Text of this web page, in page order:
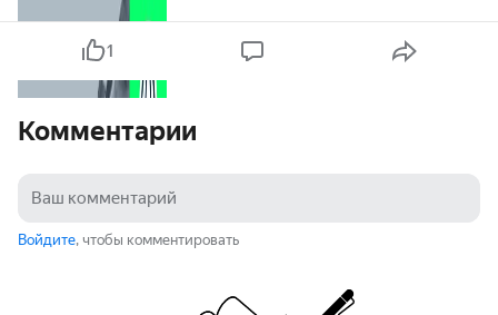
1
Комментарии
Войдите, чтобы комментировать